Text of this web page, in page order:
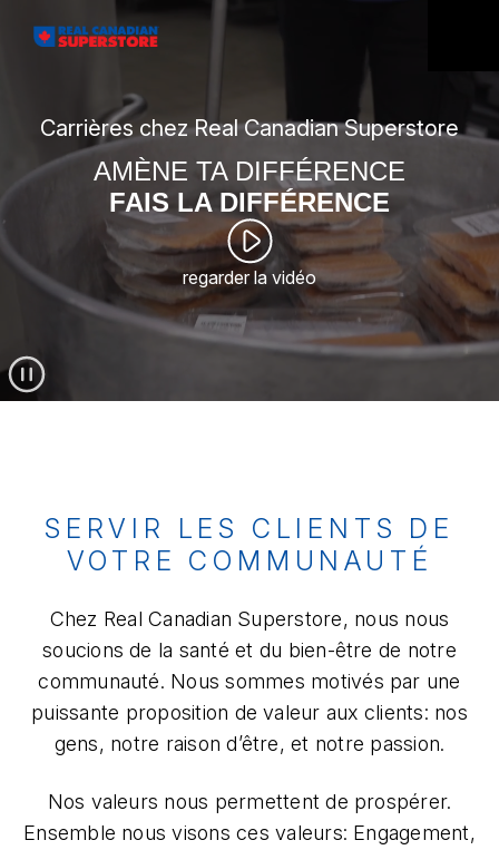
Carrières chez Real Canadian Superstore
AMÈNE TA DIFFÉRENCE
FAIS LA DIFFÉRENCE
regarder la vidéo
SERVIR LES CLIENTS DE
VOTRE COMMUNAUTÉ
Chez Real Canadian Superstore, nous nous
soucions de la santé et du bien-être de notre
communauté. Nous sommes motivés par une
puissante proposition de valeur aux clients: nos
gens, notre raison d’être, et notre passion.
Nos valeurs nous permettent de prospérer.
Ensemble nous visons ces valeurs: Engagement,